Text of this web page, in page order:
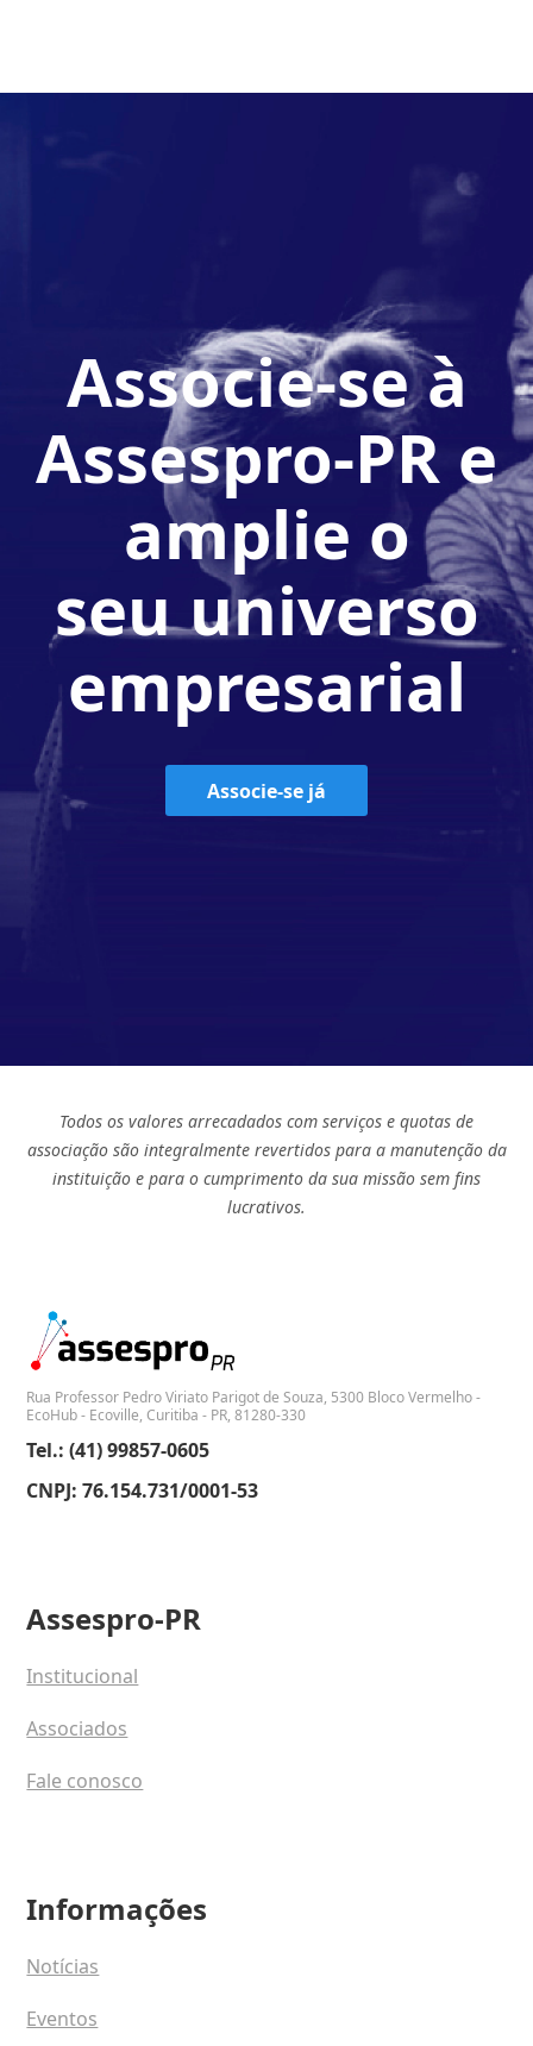
Associe-se à
Assespro-PR e
amplie o
seu universo
empresarial
Associe-se já
Todos os valores arrecadados com serviços e quotas de
associação são integralmente revertidos para a manutenção da
instituição e para o cumprimento da sua missão sem fins
lucrativos.
Rua Professor Pedro Viriato Parigot de Souza, 5300 Bloco Vermelho -
EcoHub - Ecoville, Curitiba - PR, 81280-330
Tel.: (41) 99857-0605
CNPJ: 76.154.731/0001-53
Assespro-PR
Institucional
Associados
Fale conosco
Informações
Notícias
Eventos